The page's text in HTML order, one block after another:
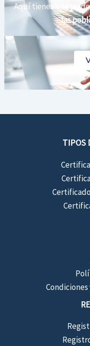
Aquí tienes un
las
TIPOS